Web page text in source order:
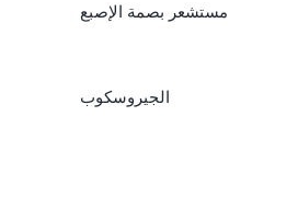
مستشعر بصمة الإصبع
الجيروسكوب